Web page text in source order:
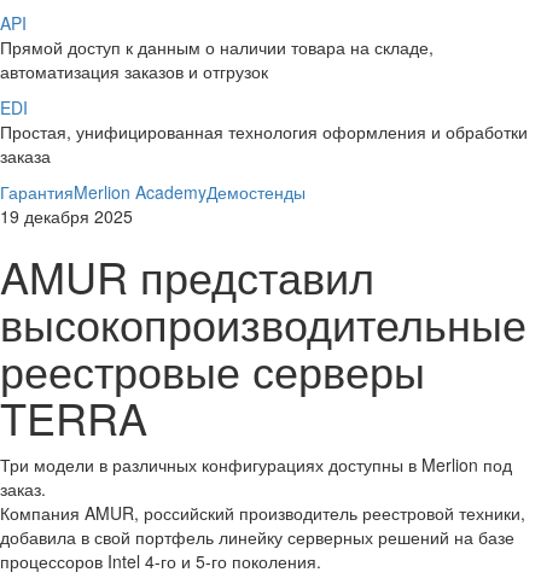
API
Прямой доступ к данным о наличии товара на складе,
автоматизация заказов и отгрузок
EDI
Простая, унифицированная технология оформления и обработки
заказа
ГарантияMerlion AcademyДемостенды
19 декабря 2025
AMUR представил
высокопроизводительные
реестровые серверы
TERRA
Три модели в различных конфигурациях доступны в Merlion под
заказ.
Компания AMUR, российский производитель реестровой техники,
добавила в свой портфель линейку серверных решений на базе
процессоров Intel 4-го и 5-го поколения.